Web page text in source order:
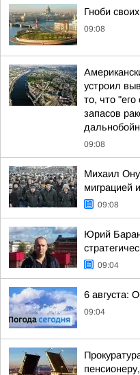
Гноби
09:08
устроил
то, что
запасов
09:08
Михаил
миграцией
09:08
Юрий
09:04
6 августа:
09:04